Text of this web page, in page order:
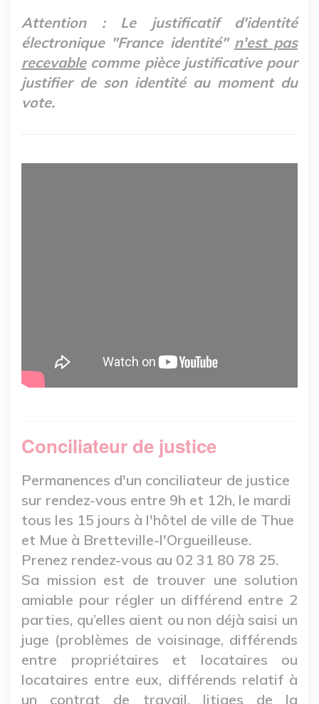
Attention : Le justificatif d'identité
électronique "France identité" n'est pas
recevablecomme pièce justificative pour
justifier de son identité au moment du
vote.
Conciliateur de justice
Permanences d'un conciliateur de justice
sur rendez-vous entre 9h et 12h, le mardi
tous les 15 jours à l'hôtel de ville de Thue
et Mue à Bretteville-l'Orgueilleuse.
Prenez rendez-vous au 02 31 80 78 25.
Sa mission est de trouver une solution
amiable pour régler un différend entre 2
parties, qu’elles aient ou non déjà saisi un
juge (problèmes de voisinage, différends
entre propriétaires et locataires ou
locataires entre eux, différends relatif à
un contrat de travail, litiges de la